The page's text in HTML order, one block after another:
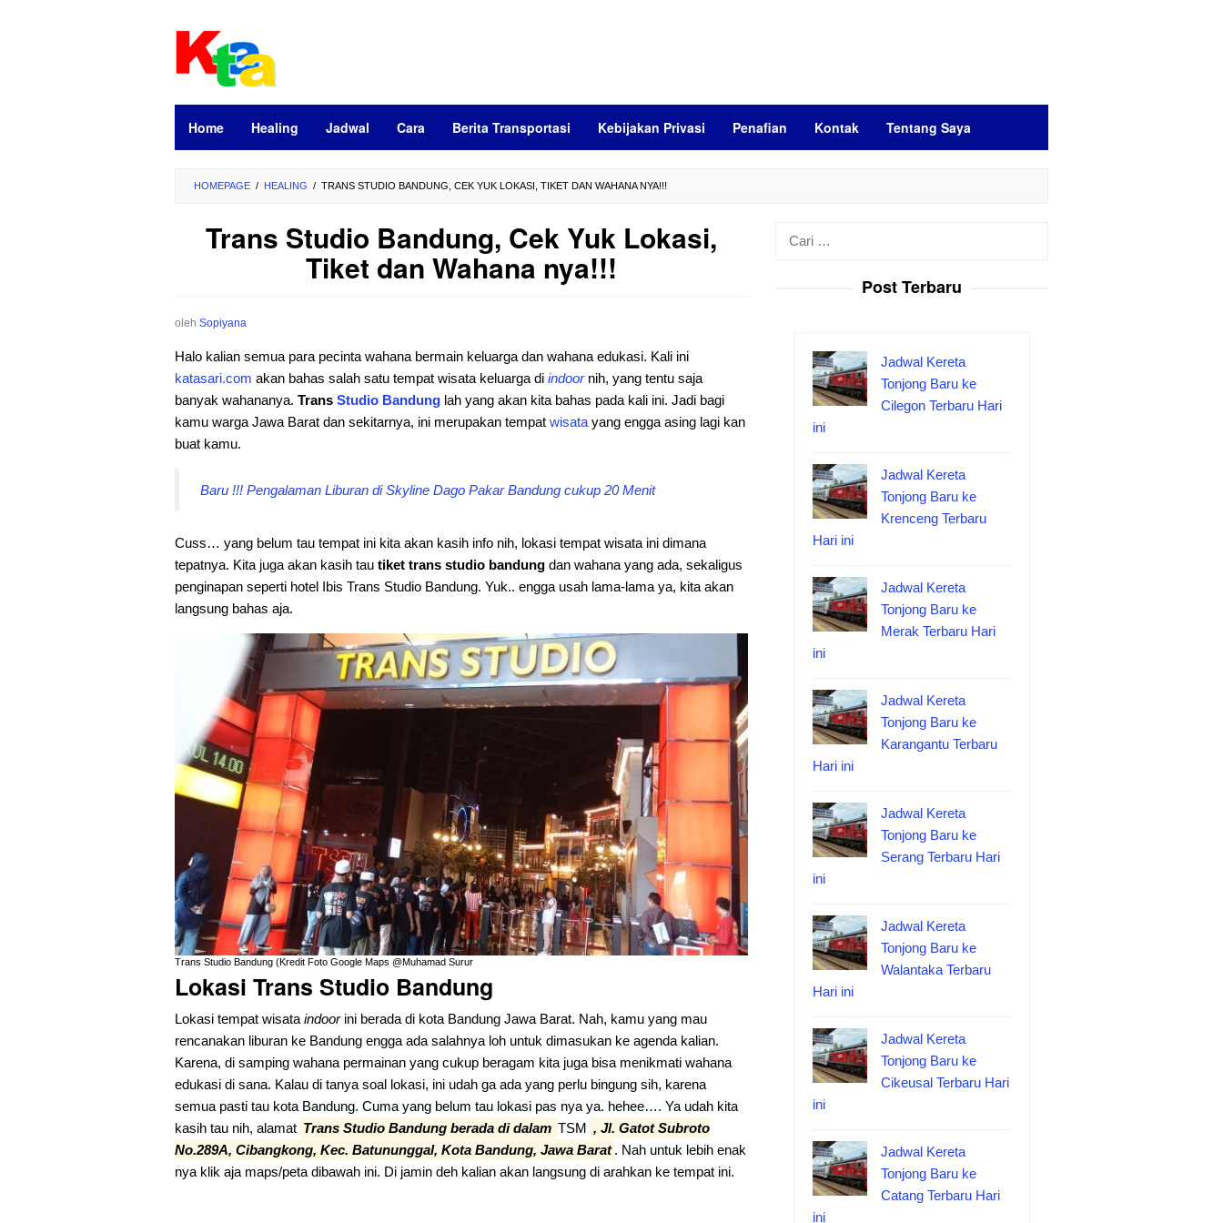
Home Healing Jadwal Cara Berita Transportasi Kebijakan Privasi Penafian Kontak Tentang Saya
HOMEPAGE / HEALING / TRANS STUDIO BANDUNG, CEK YUK LOKASI, TIKET DAN WAHANA NYA!!!
Trans Studio Bandung, Cek Yuk Lokasi,
Tiket dan Wahana nya!!!
oleh Sopiyana
Halo kalian semua para pecinta wahana bermain keluarga dan wahana edukasi. Kali ini
katasari.com akan bahas salah satu tempat wisata keluarga di indoornih, yang tentu saja
banyak wahananya. Trans Studio Bandung lah yang akan kita bahas pada kali ini. Jadi bagi
kamu warga Jawa Barat dan sekitarnya, ini merupakan tempat wisata yang engga asing lagi kan
buat kamu.
Baru !!! Pengalaman Liburan di Skyline Dago Pakar Bandung cukup 20 Menit
Cuss… yang belum tau tempat ini kita akan kasih info nih, lokasi tempat wisata ini dimana
tepatnya. Kita juga akan kasih tau tiket trans studio bandung dan wahana yang ada, sekaligus
penginapan seperti hotel Ibis Trans Studio Bandung. Yuk.. engga usah lama-lama ya, kita akan
langsung bahas aja.
Trans Studio Bandung (Kredit Foto Google Maps @Muhamad Surur
Lokasi Trans Studio Bandung
Lokasi tempat wisata indoorini berada di kota Bandung Jawa Barat. Nah, kamu yang mau
rencanakan liburan ke Bandung engga ada salahnya loh untuk dimasukan ke agenda kalian.
Karena, di samping wahana permainan yang cukup beragam kita juga bisa menikmati wahana
edukasi di sana. Kalau di tanya soal lokasi, ini udah ga ada yang perlu bingung sih, karena
semua pasti tau kota Bandung. Cuma yang belum tau lokasi pas nya ya. hehee…. Ya udah kita
kasih tau nih, alamat Trans Studio Bandung berada di dalam TSM , Jl. Gatot Subroto
No.289A, Cibangkong, Kec. Batununggal, Kota Bandung, Jawa Barat . Nah untuk lebih enak
nya klik aja maps/peta dibawah ini. Di jamin deh kalian akan langsung di arahkan ke tempat ini.
Post Terbaru
Jadwal Kereta
Tonjong Baru ke
Cilegon Terbaru Hari
ini
Jadwal Kereta
Tonjong Baru ke
Krenceng Terbaru
Hari ini
Jadwal Kereta
Tonjong Baru ke
Merak Terbaru Hari
ini
Jadwal Kereta
Tonjong Baru ke
Karangantu Terbaru
Hari ini
Jadwal Kereta
Tonjong Baru ke
Serang Terbaru Hari
ini
Jadwal Kereta
Tonjong Baru ke
Walantaka Terbaru
Hari ini
Jadwal Kereta
Tonjong Baru ke
Cikeusal Terbaru Hari
ini
Jadwal Kereta
Tonjong Baru ke
Catang Terbaru Hari
ini